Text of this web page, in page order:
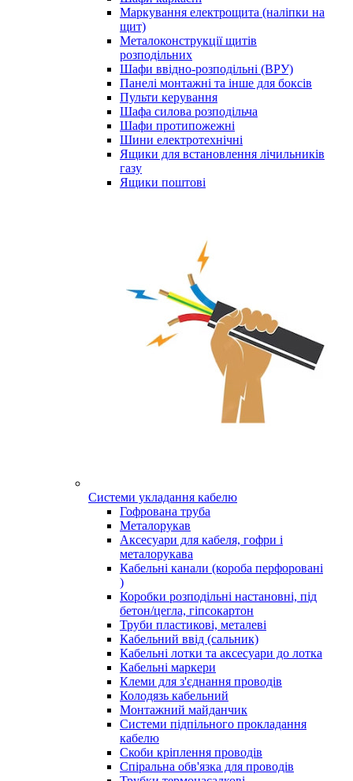
Маркування електрощита (наліпки на
щит)
Металоконструкції щитів
розподільних
Шафи ввідно-розподільні (ВРУ)
Панелі монтажні та інше для боксів
Пульти керування
Шафа силова розподільча
Шафи протипожежні
Шини електротехнічні
Ящики для встановлення лічильників
газу
Ящики поштові
Системи укладання кабелю
Гофрована труба
Металорукав
Аксесуари для кабеля, гофри і
металорукава
Кабельні канали (короба перфоровані
)
Коробки розподільні настановні, під
бетон/цегла, гіпсокартон
Труби пластикові, металеві
Кабельний ввід (сальник)
Кабельні лотки та аксесуари до лотка
Кабельні маркери
Клеми для з'єднання проводів
Колодязь кабельний
Монтажний майданчик
Системи підпільного прокладання
кабелю
Скоби кріплення проводів
Спіральна обв'язка для проводів